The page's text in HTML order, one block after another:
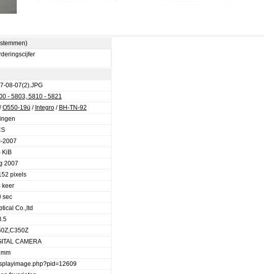
08-07(2).JPG
- 5803, 5810 - 5821
O550-19ü / Integro/ BH-TN-92
2007
KiB
2007
pixels
keer
sec
Co.,ltd
CAMERA